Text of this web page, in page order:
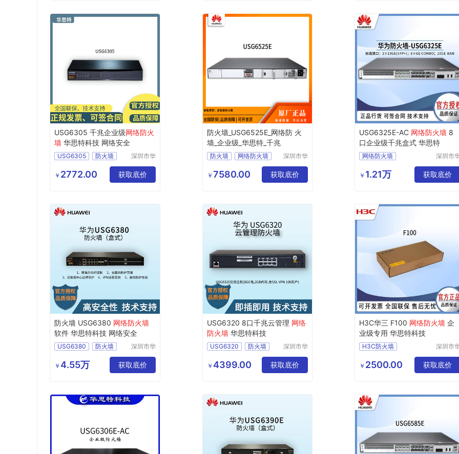
USG6305 千兆企业级网络防火
墙 华思特科技 网络安全
USG6305
防火墙
下一代防火墙
深圳市华
有限公司
￥ 2772.00 获取底价
防火墙_USG6525E_网络防 火
墙_企业级_华思特_千兆
防火墙
网络防火墙
USG6525E
深圳市华
有限公司
￥ 7580.00 获取底价
USG6325E-AC 网络防火墙 8
口企业级千兆盒式 华思特
网络防火墙
服务器防火墙
深圳市
有限公司
￥ 1.21万 获取底价
防火墙 USG6380 网络防火墙
软件 华思特科技 网络安全
USG6380
防火墙
下一代防火墙
深圳市华
有限公司
￥ 4.55万 获取底价
USG6320 8口千兆云管理 网络
防火墙华思特科技
USG6320
防火墙
下一代防火墙
深圳市华
有限公司
￥ 4399.00 获取底价
H3C华三 F100 网络防火墙 企
业级专用 华思特科技
H3C防火墙
下一代防火墙
F100
深圳市
有限公司
￥ 2500.00 获取底价